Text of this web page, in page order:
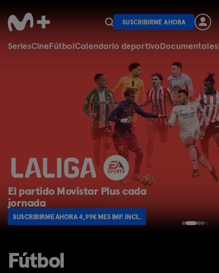
SeriesCineFútbolCalendario deportivoDocumentales
SUSCRIBIRME AHORA
Al completo
SUSCRIBIRME AHORA 4,99€ MES IMP. INCL.
Fútbol